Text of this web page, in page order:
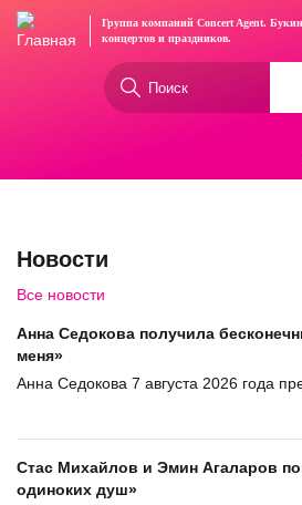
Перейти
Группа компаний Concert Agent.
концертови праздников.
Новости
Все новости
Анна Седокова получила
меня»
Анна Седокова 7 августа 2026 года
Стас Михайлов и Эмин Агаларов
одиноких душ»